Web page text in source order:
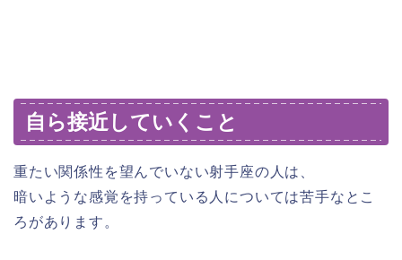
自ら接近していくこと
重たい関係性を望んでいない射手座の人は、
暗いような感覚を持っている人については苦手なとこ
ろがあります。